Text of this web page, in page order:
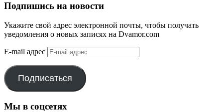
Подпишись на новости
Укажите свой адрес электронной почты, чтобы получать
уведомления о новых записях на Dvamor.com
E-mail адрес
Подписаться
Мы в соцсетях